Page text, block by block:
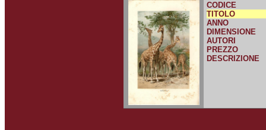
CODICE
TITOLO
ANNO
DIMENSIONE
AUTORI
PREZZO
DESCRIZIONE